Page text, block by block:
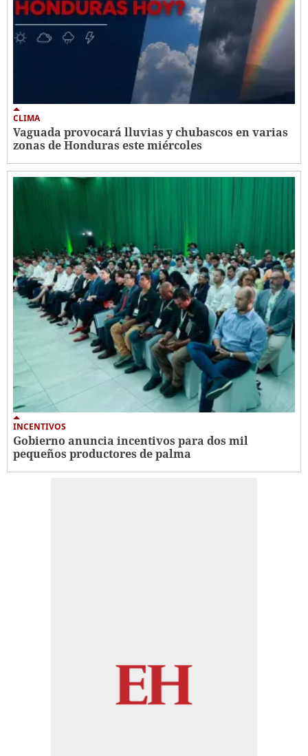
CLIMA
Vaguada provocará lluvias y chubascos en varias
zonas de Honduras este miércoles
INCENTIVOS
Gobierno anuncia incentivos para dos mil
pequeños productores de palma